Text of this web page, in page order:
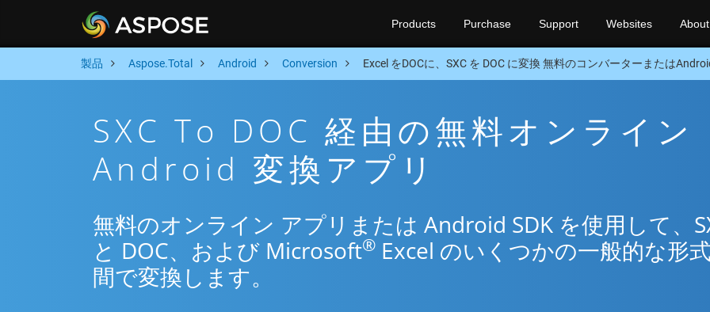
Products Purchase Support Websites About
製品 Aspose.Total Android Conversion Excel をDOCに、SXC を DOC に変換 無料のコンバーターまたは
SXC To DOC 経由の無料オンライン
Android 変換アプリ
無料のオンライン アプリまたは Android SDK を使用して、
と DOC、および Microsoft® Excel のいくつかの一般的な形
間で変換します。